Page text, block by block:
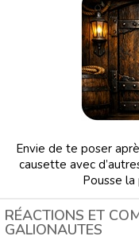
Envie de te poser
causette avec
Pousse
RÉACTIONS ET
GALIONAUTES